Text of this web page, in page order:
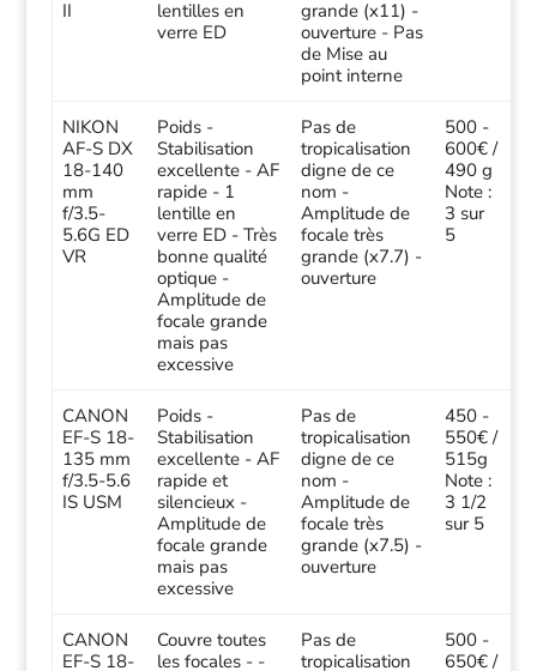
II
lentilles en
verre ED
grande (x11) -
ouverture - Pas
de Mise au
point interne
NIKON
AF-S DX
18-140
mm
f/3.5-
5.6G ED
VR
Poids -
Stabilisation
excellente - AF
rapide - 1
lentille en
verre ED - Très
bonne qualité
optique -
Amplitude de
focale grande
mais pas
excessive
Pas de
tropicalisation
digne de ce
nom -
Amplitude de
focale très
grande (x7.7) -
ouverture
500 -
600€ /
490 g
Note :
3 sur
5
CANON
EF-S 18-
135 mm
f/3.5-5.6
IS USM
Poids -
Stabilisation
excellente - AF
rapide et
silencieux -
Amplitude de
focale grande
mais pas
excessive
Pas de
tropicalisation
digne de ce
nom -
Amplitude de
focale très
grande (x7.5) -
ouverture
450 -
550€ /
515g
Note :
3 1/2
sur 5
CANON
EF-S 18-
Couvre toutes
les focales - -
Pas de
tropicalisation
500 -
650€ /